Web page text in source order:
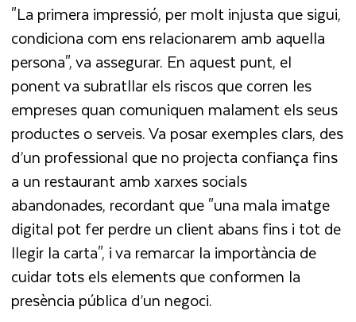
"La primera impressió, per molt injusta que sigui,
condiciona com ens relacionarem amb aquella
persona", va assegurar. En aquest punt, el
ponent va subratllar els riscos que corren les
empreses quan comuniquen malament els seus
productes o serveis. Va posar exemples clars, des
d’un professional que no projecta confiança fins
a un restaurant amb xarxes socials
abandonades, recordant que "una mala imatge
digital pot fer perdre un client abans fins i tot de
llegir la carta", i va remarcar la importància de
cuidar tots els elements que conformen la
presència pública d’un negoci.